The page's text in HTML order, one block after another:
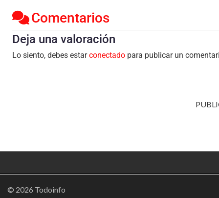
Comentarios
Deja una valoración
Lo siento, debes estarconectado para publicar un
© 2026 Todoinfo